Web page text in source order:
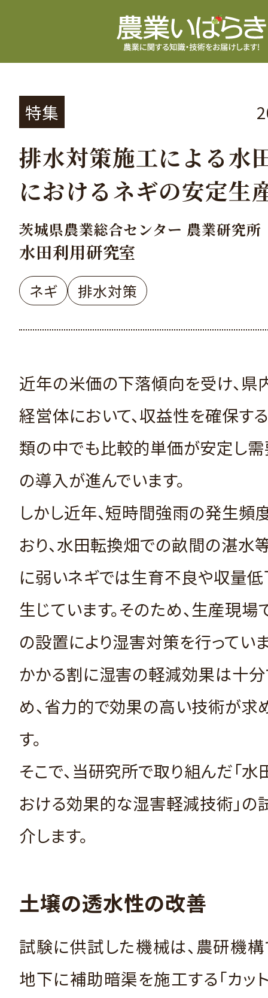
特集
排水対策施工による水
におけるネギの安定生
茨城県農業総合センター 農業研究所
水田利用研究室
ネギ 排水対策
近年の米価の下落傾向を受け、県
経営体において、収益性を確保す
類の中でも比較的単価が安定し
の導入が進んでいます。
しかし近年、短時間強雨の発生頻
おり、水田転換畑での畝間の湛水
に弱いネギでは生育不良や収量
生じています。そのため、生産現
の設置により湿害対策を行ってい
かかる割に湿害の軽減効果は十
め、省力的で効果の高い技術が求
す。
そこで、当研究所で取り組んだ「
おける効果的な湿害軽減技術」の
介します。
土壌の透水性の改善
試験に供試した機械は、農研機
地下に補助暗渠を施工する「カット